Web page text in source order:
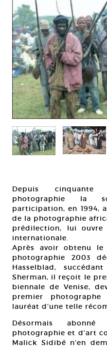
Depuis
photographie la
participation, en 1994,
de la photographie
prédilection, lui ouvre
internationale.
Après avoir obtenu
photographie 2003
Hasselblad,
Sherman, il reçoit le
biennale de Venise,
premier
lauréat d’une telle
Désormais
photographie et d’art
Malick Sidibé n’en